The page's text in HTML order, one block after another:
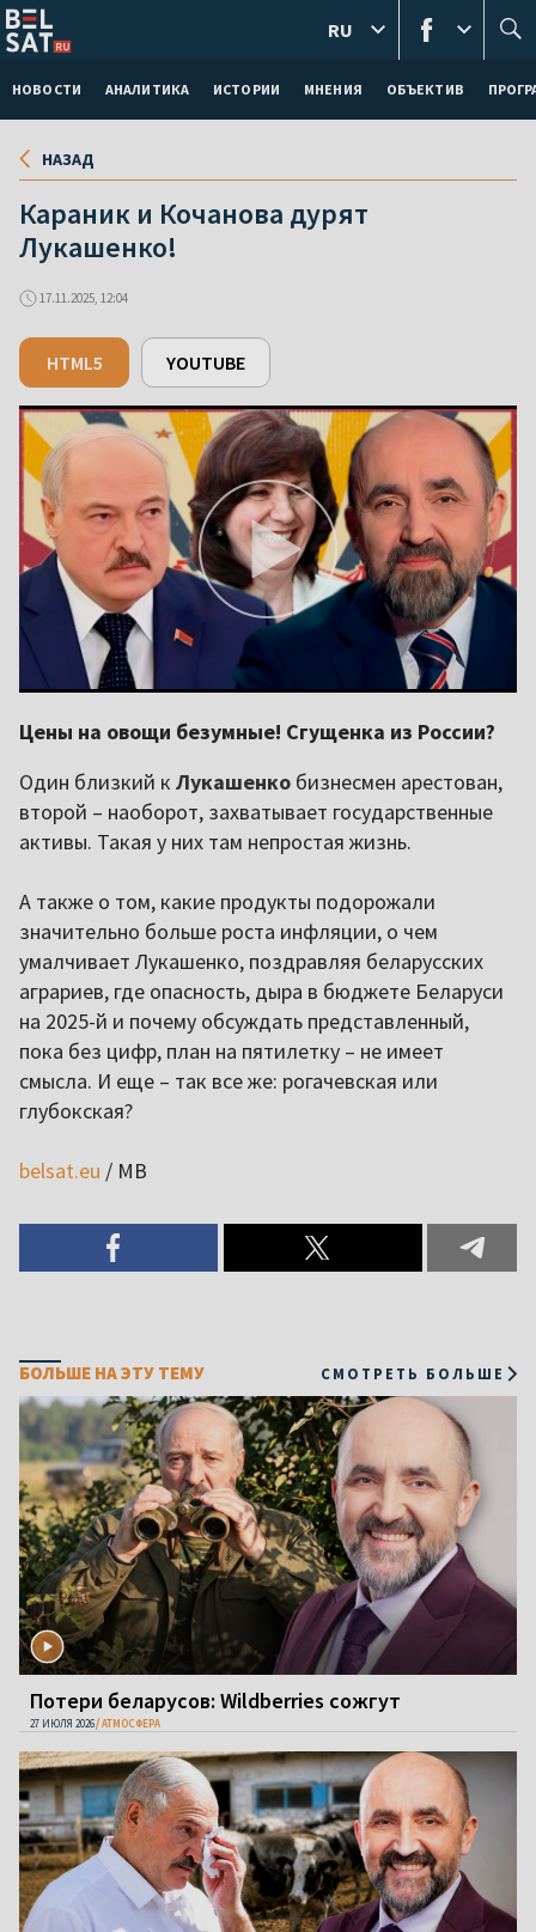
НОВОСТИ АНАЛИТИКА ИСТОРИИ МНЕНИЯ ОБЪЕКТИВ
RU
НАЗАД
Караник и Кочанова дурят
Лукашенко!
17.11.2025, 12:04
HTML5 YOUTUBE
Цены на овощи безумные! Сгущенка из России?
Один близкий к Лукашенко бизнесмен арестован,
второй – наоборот, захватывает государственные
активы. Такая у них там непростая жизнь.
А также о том, какие продукты подорожали
значительно больше роста инфляции, о чем
умалчивает Лукашенко, поздравляя беларусских
аграриев, где опасность, дыра в бюджете Беларуси
на 2025-й и почему обсуждать представленный,
пока без цифр, план на пятилетку – не имеет
смысла. И еще – так все же: рогачевская или
глубокская?
belsat.eu / МВ
БОЛЬШЕ НА ЭТУ ТЕМУ СМОТРЕТЬ БОЛЬШЕ
Потери беларусов: Wildberries сожгут
27 ИЮЛЯ 2026 АТМОСФЕРА